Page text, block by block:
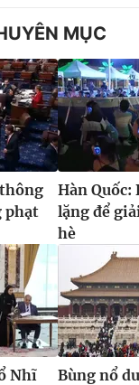
MỤC
phạt
Hàn Quốc:
lặng để
hè
Nhĩ
Bùng nổ